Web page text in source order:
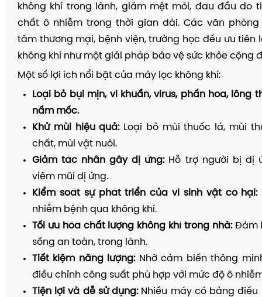
không khí trong lành, giảm mệt mỏi, đau đầu do
chất ô nhiễm trong thời gian dài. Các văn phòng
tâm thương mại, bệnh viện, trường học đều ưu tiên
không khí như một giải pháp bảo vệ sức khỏe cộng
Một số lợi ích nổi bật của máy lọc không khí:
Loại bỏ bụi mịn, vi khuẩn, virus, phấn hoa, lông
nấm mốc.
Khử mùi hiệu quả:Loại bỏ mùi thuốc lá, mùi
chất, mùi vật nuôi.
Giảm tác nhân gây dị ứng:Hỗ trợ người bị dị
viêm mũi dị ứng.
Kiểm soát sự phát triển của vi sinh vật có hại:
nhiễm bệnh qua không khí.
Tối ưu hóa chất lượng không khí trong nhà:Đảm
sống an toàn, trong lành.
Tiết kiệm năng lượng:Nhờ cảm biến thông
điều chỉnh công suất phù hợp với mức độ ô
Tiện lợi và dễ sử dụng:Nhiều máy có bảng điều